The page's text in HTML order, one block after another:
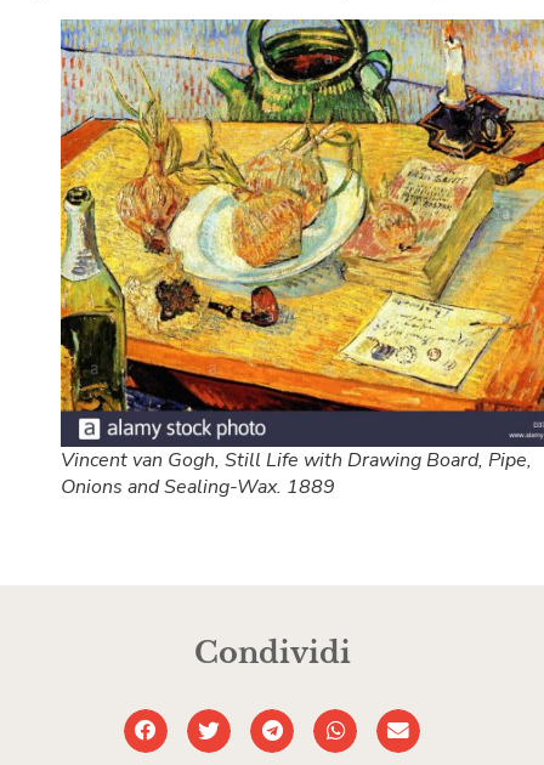
Vincent van Gogh, Still Life with Drawing Board, Pipe,
Onions and Sealing-Wax. 1889
Condividi